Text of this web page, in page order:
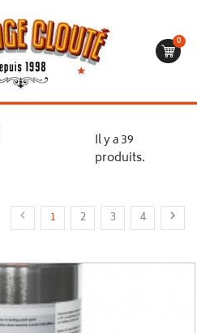
0
Il y a 39
produits.
 1 2 3 4 